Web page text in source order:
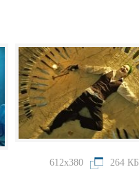
612x380 264 КБ